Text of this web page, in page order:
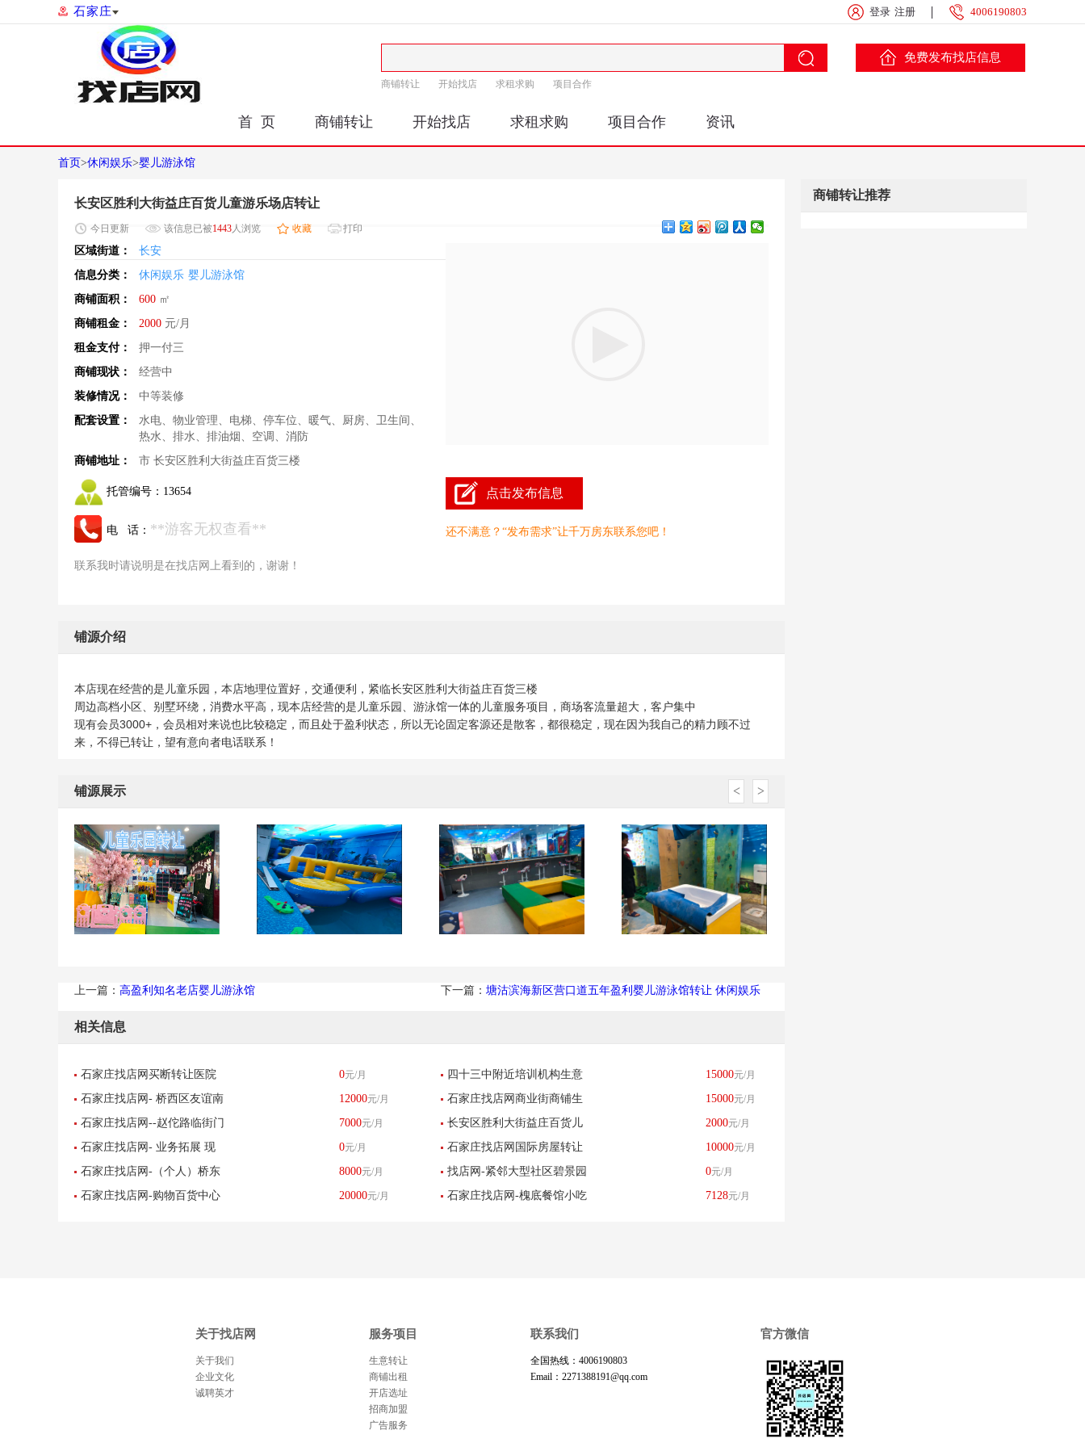
石家庄 登录 注册 4006190803
商铺转让 开始找店 求租求购 项目合作
免费发布找店信息
首 页 商铺转让 开始找店 求租求购 项目合作 资讯
首页>休闲娱乐>婴儿游泳馆
长安区胜利大街益庄百货儿童游乐场店转让
今日 更新 该信息已被1443人浏览 收藏 打印
区域街道：
长安
信息分类：
休闲娱乐 婴儿游泳馆
商铺面积：
600 ㎡
商铺租金：
2000 元/月
租金支付：
押一付三
商铺现状：
经营中
装修情况：
中等装修
配套设置：
水电、物业管理、电梯、停车位、暖气、厨房、卫生间、
热水、排水、排油烟、空调、消防
商铺地址：
市 长安区胜利大街益庄百货三楼
托管编号： 13654
电 话： **游客无权查看**
联系我时请说明是在找店网上看到的，谢谢！
点击发布信息
还不满意？“发布需求”让千万房东联系您吧！
铺源介绍
本店现在经营的是儿童乐园，本店地理位置好，交通便利，紧临长安区胜利大街益庄百货三楼
周边高档小区、别墅环绕，消费水平高，现本店经营的是儿童乐园、游泳馆一体的儿童服务项目，商场客流量超大，客户集中
现有会员3000+，会员相对来说也比较稳定，而且处于盈利状态，所以无论固定客源还是散客，都很稳定，现在因为我自己的精力顾不过
来，不得已转让，望有意向者电话联系！
铺源展示 < >
上一篇： 高盈利知名老店婴儿游泳馆 下一篇： 塘沽滨海新区营口道五年盈利婴儿游泳馆转让 休闲娱乐
相关信息
石家庄找店网买断转让医院
及高端养老中心
0元/月 四十三中附近培训机构生意
转让
15000元/月
石家庄找店网- 桥西区友谊南
大街汇丰路高端汽车美容俱
12000元/月 石家庄找店网商业街商铺生
意转让
15000元/月
石家庄找店网--赵佗路临街门
脸洗车店生意转让
7000元/月 长安区胜利大街益庄百货儿
童游乐场店转让
2000元/月
石家庄找店网- 业务拓展 现
转让唯美陶瓷 红星美凯龙盈
0元/月 石家庄找店网国际房屋转让 10000元/月
石家庄找店网-（个人）桥东
区中山路乐汇城饮品店转让-
8000元/月 找店网-紧邻大型社区碧景园
旺铺转让 客流量大 设备齐全
0元/月
石家庄找店网-购物百货中心 20000元/月 石家庄找店网-槐底餐馆小吃 7128元/月
商铺转让推荐
关于找店网
关于我们
企业文化
诚聘英才
服务项目
生意转让
商铺出租
开店选址
招商加盟
广告服务
联系我们
全国热线：4006190803
Email：2271388191@qq.com
官方微信